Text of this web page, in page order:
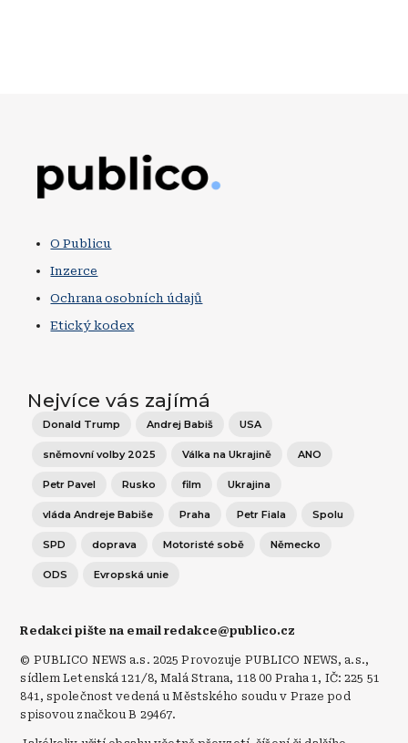
O Publicu
Inzerce
Ochrana osobních údajů
Etický kodex
Nejvíce vás zajímá
Donald Trump Andrej Babiš USA
sněmovní volby 2025 Válka na Ukrajině ANO
Petr Pavel Rusko film Ukrajina
vláda Andreje Babiše Praha Petr Fiala Spolu
SPD doprava Motoristé sobě Německo
ODS Evropská unie
Redakci pište na email redakce@publico.cz
© PUBLICO NEWS a.s. 2025 Provozuje PUBLICO NEWS, a.s.,
sídlem Letenská 121/8, Malá Strana, 118 00 Praha 1, IČ: 225 51
841, společnost vedená u Městského soudu v Praze pod
spisovou značkou B 29467.